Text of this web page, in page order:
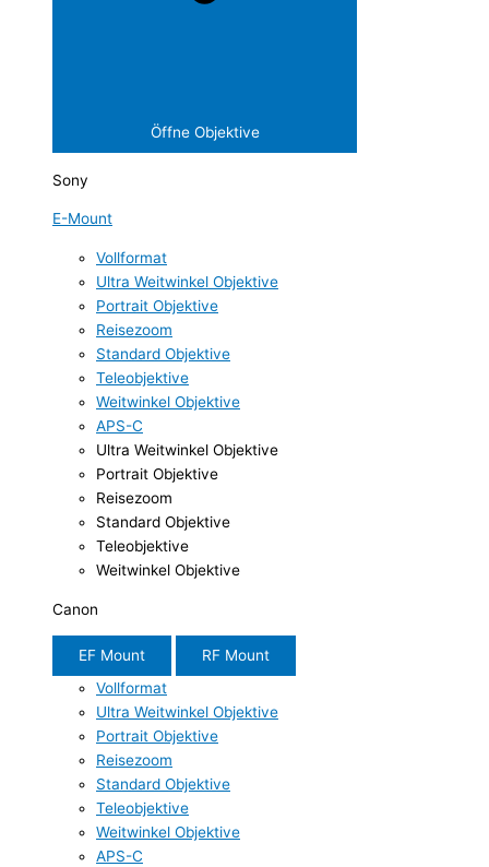
Öffne Objektive
Sony
E-Mount
Vollformat
Ultra Weitwinkel Objektive
Portrait Objektive
Reisezoom
Standard Objektive
Teleobjektive
Weitwinkel Objektive
APS-C
Ultra Weitwinkel Objektive
Portrait Objektive
Reisezoom
Standard Objektive
Teleobjektive
Weitwinkel Objektive
Canon
EF Mount
RF Mount
Vollformat
Ultra Weitwinkel Objektive
Portrait Objektive
Reisezoom
Standard Objektive
Teleobjektive
Weitwinkel Objektive
APS-C